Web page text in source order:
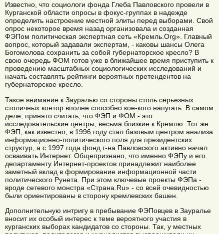
Известно, что социологи фонда Глеба Павловского провели в
Курганской области опросы в фокус-группах в надежде
определить настроение местной элиты перед выборами. Свой
опрос некоторое время назад организовала и созданная
ФЭПом политическая экспертная сеть «Кремль.Org». Главный
вопрос, который задавали экспертам, - каковы шансы Олега
Богомолова сохранить за собой губернаторское кресло? В
свою очередь ФОМ готов уже в ближайшее время приступить к
проведению масштабных социологических исследований и
начать составлять рейтинги вероятных претендентов на
губернаторское кресло.
Такое внимание к Зауралью со стороны столь серьезных
столичных контор вполне способно кое-кого напугать. В самом
деле, принято считать, что ФЭП и ФОМ - это
исследовательские центры, весьма близкие к Кремлю. Тот же
ФЭП, как известно, в 1996 году стал базовым центром анализа
информационно-политического поля для президентских
структур, а с 1997 года фонд г-на Павловского активно начал
осваивать Интернет. Общепризнано, что именно ФЭПу и его
департаменту Интернет-проектов принадлежит наиболее
заметный вклад в формирование информационной части
политического Рунета. При этом ключевые проекты ФЭПа -
вроде сетевого монстра «Страна.Ru» - со всей очевидностью
были ориентированы в сторону кремлевских башен.
Дополнительную интригу в пребывание ФЭПовцев в Зауралье
вносит их особый интерес к теме вероятного участия в
курганских выборах кандидатов со стороны. Так, у местных